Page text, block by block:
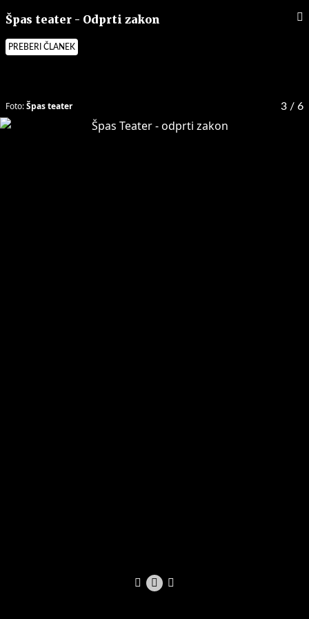
Špas teater - Odprti zakon
PREBERI ČLANEK
3 / 6
Foto:Špas teater